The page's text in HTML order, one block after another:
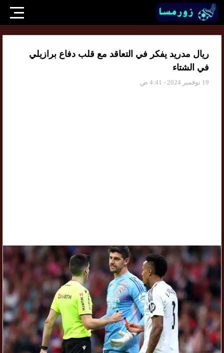
ريال مدريد يفكر في التعاقد مع قلب دفاع برازيلي
في الشتاء
19 نوفمبر 2024 - 4:41 ص